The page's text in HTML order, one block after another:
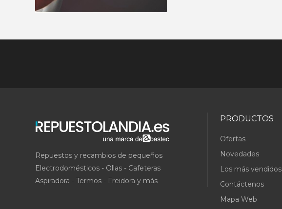
Repuestos y recambios de pequeños
Electrodomésticos - Ollas - Cafeteras
Aspiradora - Termos - Freidora y más
PRODUCTOS
Ofertas
Novedades
Los más vendidos
Contáctenos
Mapa Web